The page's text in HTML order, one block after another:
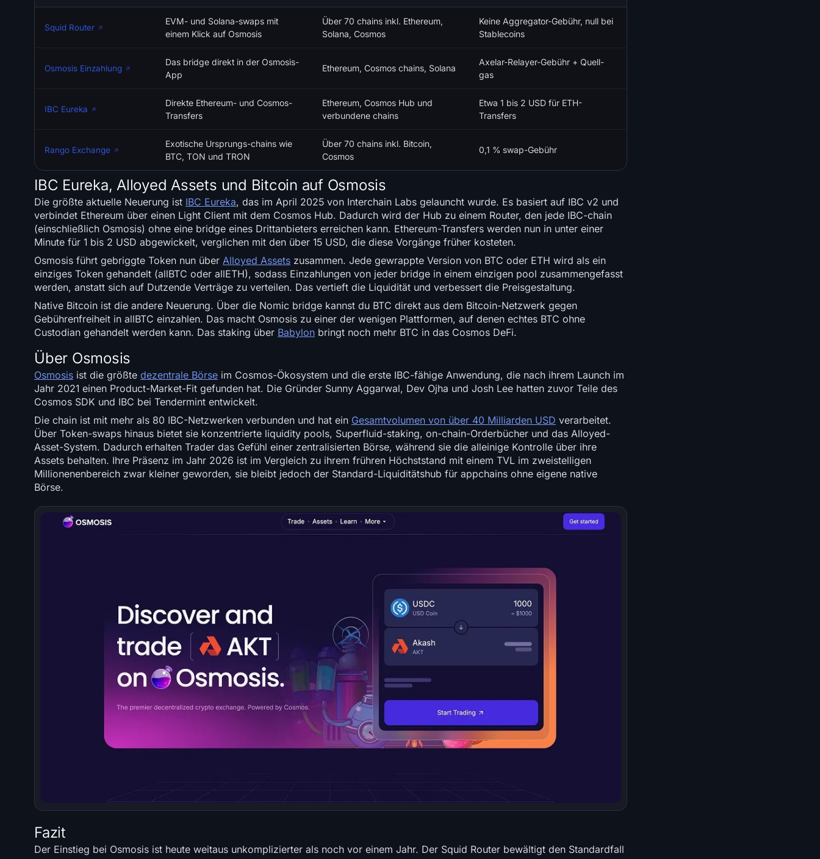
Squid Router
EVM- und Solana-swaps mit
einem Klick auf Osmosis
Über 70 chains inkl. Ethereum,
Solana, Cosmos
Keine Aggregator-Gebühr, null bei
Stablecoins
Osmosis Einzahlung
Das bridge direkt in der Osmosis-
App
Ethereum, Cosmos chains, Solana
Axelar-Relayer-Gebühr + Quell-
gas
IBC Eureka
Direkte Ethereum- und Cosmos-
Transfers
Ethereum, Cosmos Hub und
verbundene chains
Etwa 1 bis 2 USD für ETH-
Transfers
Rango Exchange
Exotische Ursprungs-chains wie
BTC, TON und TRON
Über 70 chains inkl. Bitcoin,
Cosmos
0,1 % swap-Gebühr
IBC Eureka, Alloyed Assets und Bitcoin auf Osmosis
Die größte aktuelle Neuerung ist IBC Eureka, das im April 2025 von Interchain Labs gelauncht wurde. Es basiert auf IBC v2 und
verbindet Ethereum über einen Light Client mit dem Cosmos Hub. Dadurch wird der Hub zu einem Router, den jede IBC-chain
(einschließlich Osmosis) ohne eine bridge eines Drittanbieters erreichen kann. Ethereum-Transfers werden nun in unter einer
Minute für 1 bis 2 USD abgewickelt, verglichen mit den über 15 USD, die diese Vorgänge früher kosteten.
Osmosis führt gebriggte Token nun über Alloyed Assets zusammen. Jede gewrappte Version von BTC oder ETH wird als ein
einziges Token gehandelt (allBTC oder allETH), sodass Einzahlungen von jeder bridge in einem einzigen pool zusammengefasst
werden, anstatt sich auf Dutzende Verträge zu verteilen. Das vertieft die Liquidität und verbessert die Preisgestaltung.
Native Bitcoin ist die andere Neuerung. Über die Nomic bridge kannst du BTC direkt aus dem Bitcoin-Netzwerk gegen
Gebührenfreiheit in allBTC einzahlen. Das macht Osmosis zu einer der wenigen Plattformen, auf denen echtes BTC ohne
Custodian gehandelt werden kann. Das staking über Babylon bringt noch mehr BTC in das Cosmos DeFi.
Über Osmosis
Osmosis ist die größte dezentrale Börse im Cosmos-Ökosystem und die erste IBC-fähige Anwendung, die nach ihrem Launch im
Jahr 2021 einen Product-Market-Fit gefunden hat. Die Gründer Sunny Aggarwal, Dev Ojha und Josh Lee hatten zuvor Teile des
Cosmos SDK und IBC bei Tendermint entwickelt.
Die chain ist mit mehr als 80 IBC-Netzwerken verbunden und hat ein Gesamtvolumen von über 40 Milliarden USD verarbeitet.
Über Token-swaps hinaus bietet sie konzentrierte liquidity pools, Superfluid-staking, on-chain-Orderbücher und das Alloyed-
Asset-System. Dadurch erhalten Trader das Gefühl einer zentralisierten Börse, während sie die alleinige Kontrolle über ihre
Assets behalten. Ihre Präsenz im Jahr 2026 ist im Vergleich zu ihrem frühren Höchststand mit einem TVL im zweistelligen
Millionenenbereich zwar kleiner geworden, sie bleibt jedoch der Standard-Liquiditätshub für appchains ohne eigene native
Börse.
Fazit
Der Einstieg bei Osmosis ist heute weitaus unkomplizierter als noch vor einem Jahr. Der Squid Router bewältigt den Standardfall